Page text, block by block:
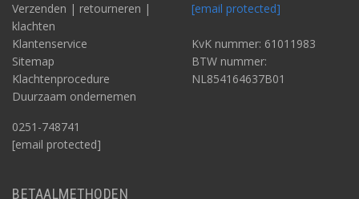
Verzenden | retourneren |
klachten
Klantenservice
Sitemap
Klachtenprocedure
Duurzaam ondernemen
0251-748741
[email protected]
[email protected]
KvK nummer: 61011983
BTW nummer:
NL854164637B01
BETAALMETHODEN